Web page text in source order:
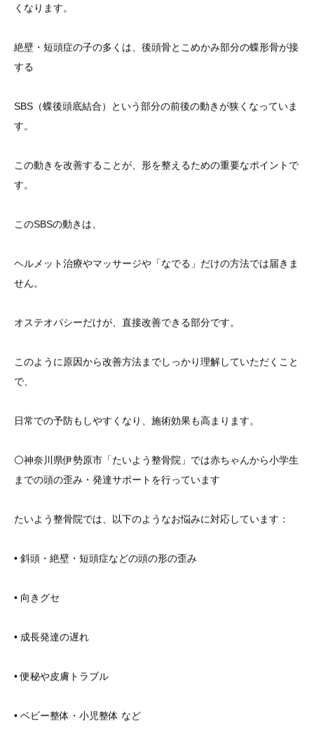
くなります。
絶壁・短頭症の子の多くは、後頭骨とこめかみ部分の蝶形骨が接
する
SBS（蝶後頭底結合）という部分の前後の動きが狭くなっていま
す。
この動きを改善することが、形を整えるための重要なポイントで
す。
このSBSの動きは、
ヘルメット治療やマッサージや「なでる」だけの方法では届きま
せん。
オステオパシーだけが、直接改善できる部分です。
このように原因から改善方法までしっかり理解していただくこと
で、
日常での予防もしやすくなり、施術効果も高まります。
⚪️神奈川県伊勢原市「たいよう整骨院」では赤ちゃんから小学生
までの頭の歪み・発達サポートを行っています
たいよう整骨院では、以下のようなお悩みに対応しています：
• 斜頭・絶壁・短頭症などの頭の形の歪み
• 向きグセ
• 成長発達の遅れ
• 便秘や皮膚トラブル
• ベビー整体・小児整体 など